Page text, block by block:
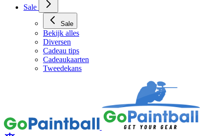
Sale
Sale
Bekijk alles
Diversen
Cadeau tips
Cadeaukaarten
Tweedekans